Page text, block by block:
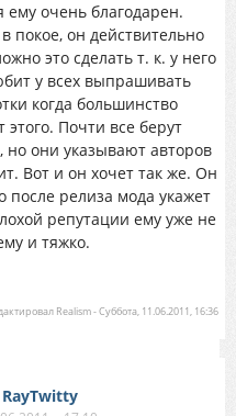
ему очень благодарен.
покое, он действительно
это сделать т. к. у него
у всех выпрашивать
когда большинство
Почти все берут
но они указывают авторов
Вот и он хочет так же. Он
после релиза мода укажет
репутации ему уже не
и тяжко.
Realism-Суббота, 11.06.2011, 16:36
RayTwitty